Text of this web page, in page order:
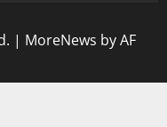
| MoreNews by AF